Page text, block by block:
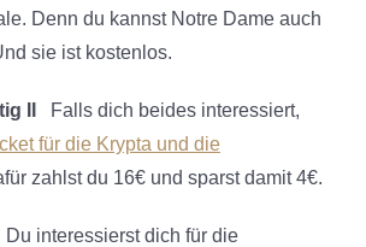
Denn du kannst Notre Dame auch
sie ist kostenlos.
II
Falls dich beides interessiert,
für die Krypta und die
zahlst du 16€ und sparst damit 4€.
Du interessierst dich für die